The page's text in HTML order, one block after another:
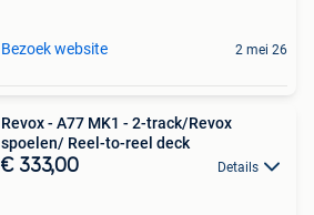
Bezoek website 2 mei 26
Revox - A77 MK1 - 2-track/Revox
spoelen/ Reel-to-reel deck
€ 333,00 Details